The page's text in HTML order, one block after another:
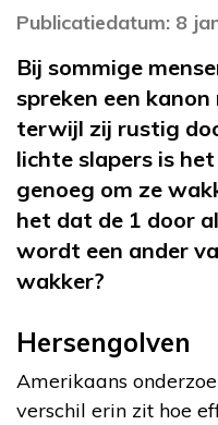
Publicatiedatum: 8
Bij sommige
spreken een
terwijl zij rustig
lichte slapers is
genoeg om ze
het dat de 1 door
wordt een ander
wakker?
Hersengolven
Amerikaans
verschil erin zit hoe